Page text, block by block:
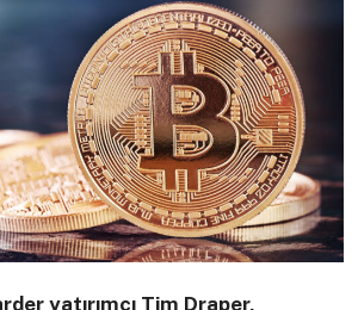
yatırımcı Tim Draper,